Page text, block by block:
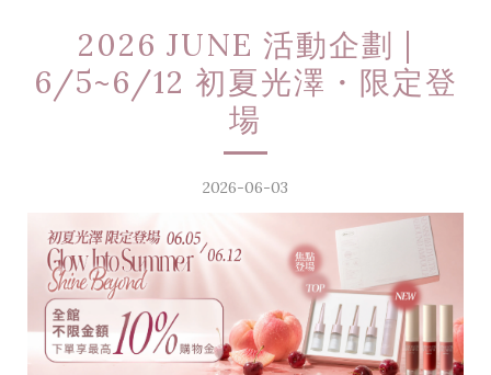
2026 JUNE 活動企劃 |
6/5~6/12 初夏光澤・限定登
場
2026-06-03